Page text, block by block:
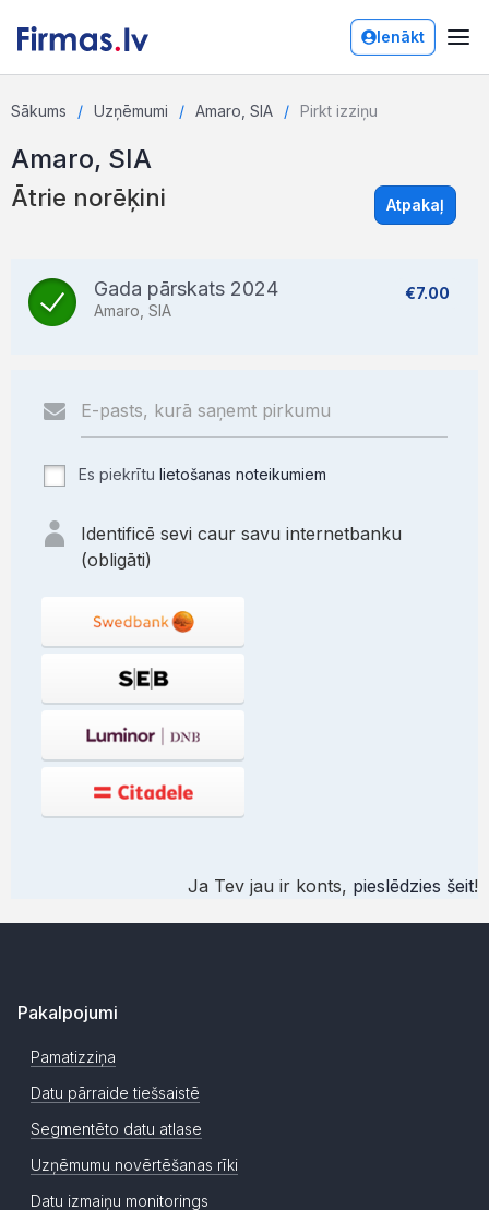
Ienākt
Sākums Uzņēmumi Amaro, SIA Pirkt izziņu
Amaro, SIA
Ātrie norēķini Atpakaļ
Gada pārskats 2024
Amaro, SIA
€7.00
Es piekrītu lietošanas noteikumiem
Identificē sevi caur savu internetbanku
(obligāti)
Ja Tev jau ir konts, pieslēdzies šeit!
Pakalpojumi
Pamatizziņa
Datu pārraide tiešsaistē
Segmentēto datu atlase
Uzņēmumu novērtēšanas rīki
Datu izmaiņu monitorings